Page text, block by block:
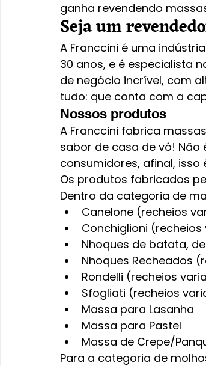
ganha revendendo
Seja um
A Franccini é uma
30 anos, e é especialista
de negócio incrível, com
tudo: que conta com a
Nossos produtos
A Franccini fabrica
sabor de casa de vó!
consumidores, afinal,
Os produtos fabricados
Dentro da categoria de
Canelone (recheios
Conchiglioni
Nhoques de batata,
Nhoques Recheados
Rondelli (recheios
Sfogliati (recheios
Massa para Lasanha
Massa para Pastel
Massa de Crepe/
Para a categoria de